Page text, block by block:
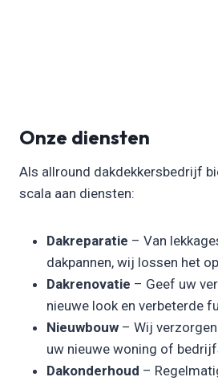
Onze diensten
Als allround dakdekkersbedrijf
scala aan diensten:
Dakreparatie – Van
dakpannen, wij lossen het op
Dakrenovatie – Geef uw
nieuwe look en verbeterde
Nieuwbouw – Wij
uw nieuwe woning of
Dakonderhoud –